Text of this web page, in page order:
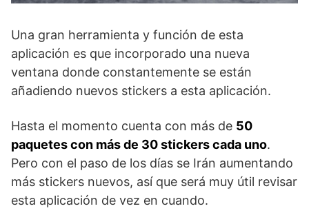
Una gran herramienta y función de esta
aplicación es que incorporado una nueva
ventana donde constantemente se están
añadiendo nuevos stickers a esta aplicación.
Hasta el momento cuenta con más de 50
paquetes con más de 30 stickers cada uno.
Pero con el paso de los días se Irán aumentando
más stickers nuevos, así que será muy útil revisar
esta aplicación de vez en cuando.